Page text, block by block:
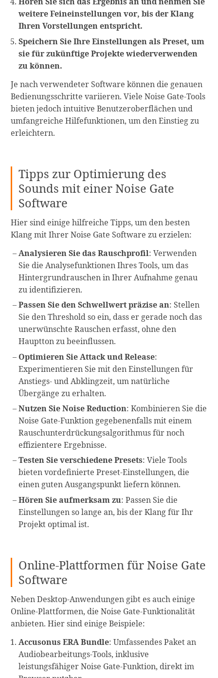
weitere Feineinstellungen vor, bis der Klang
Ihren Vorstellungen entspricht.
Speichern Sie Ihre Einstellungen als Preset, um
sie für zukünftige Projekte wiederverwenden
zu können.
Je nach verwendeter Software können die genauen
Bedienungsschritte variieren. Viele Noise Gate-Tools
bieten jedoch intuitive Benutzeroberflächen und
umfangreiche Hilfefunktionen, um den Einstieg zu
erleichtern.
Tipps zur Optimierung des
Sounds mit einer Noise Gate
Software
Hier sind einige hilfreiche Tipps, um den besten
Klang mit Ihrer Noise Gate Software zu erzielen:
Analysieren Sie das Rauschprofil: Verwenden
Sie die Analysefunktionen Ihres Tools, um das
Hintergrundrauschen in Ihrer Aufnahme genau
zu identifizieren.
Passen Sie den Schwellwert präzise an: Stellen
Sie den Threshold so ein, dass er gerade noch das
unerwünschte Rauschen erfasst, ohne den
Hauptton zu beeinflussen.
Optimieren Sie Attack und Release:
Experimentieren Sie mit den Einstellungen für
Anstiegs- und Abklingzeit, um natürliche
Übergänge zu erhalten.
Nutzen Sie Noise Reduction: Kombinieren Sie die
Noise Gate-Funktion gegebenenfalls mit einem
Rauschunterdrückungsalgorithmus für noch
effizientere Ergebnisse.
Testen Sie verschiedene Presets: Viele Tools
bieten vordefinierte Preset-Einstellungen, die
einen guten Ausgangspunkt liefern können.
Hören Sie aufmerksam zu: Passen Sie die
Einstellungen so lange an, bis der Klang für Ihr
Projekt optimal ist.
Online-Plattformen für Noise Gate
Software
Neben Desktop-Anwendungen gibt es auch einige
Online-Plattformen, die Noise Gate-Funktionalität
anbieten. Hier sind einige Beispiele:
Accusonus ERA Bundle: Umfassendes Paket an
Audiobearbeitungs-Tools, inklusive
leistungsfähiger Noise Gate-Funktion, direkt im